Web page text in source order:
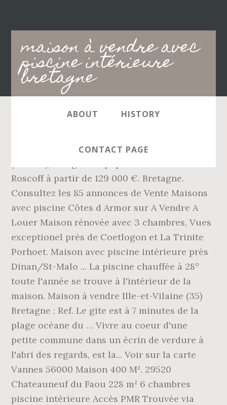
maison à vendre avec
piscine intérieure
bretagne
Main
navigation
ABOUT HISTORY
CONTACT PAGE
rivière, avec jardin et garage, rénovéé, 3ch
Roscoff à partir de 129 000 €. Bretagne.
Consultez les 85 annonces de Vente Maisons
avec piscine Côtes d Armor sur A Vendre A
Louer Maison rénovée avec 3 chambres, Vues
exceptionel près de Coetlogon et La Trinite
Porhoet. Maison avec piscine intérieure près
Dinan/St-Malo ... La piscine chauffée à 28°
toute l'année se trouve à l'intérieur de la
maison. Maison à vendre Ille-et-Vilaine (35)
Bretagne : Ref. Le gite est à 7 minutes de la
plage océane du … Vivre au coeur d'une
petite commune dans un écrin de verdure à
l'abri des regards, est la... Voir sur la carte
Vannes 56000 Maison 400 M². 29520
Chateauneuf du Faou 228 m² 6 chambres
piscine intérieure Accès PMR Trouvée via